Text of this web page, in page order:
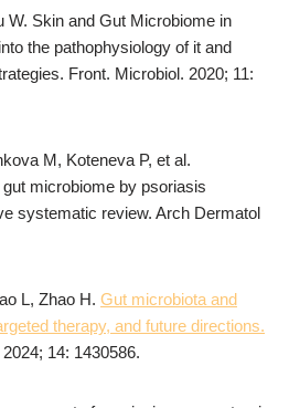
Skin and Gut Microbiome in
the pathophysiology of it and
Front. Microbiol. 2020; 11:
M, Koteneva P, et al.
microbiome by psoriasis
systematic review. Arch Dermatol
L, Zhao H. Gut microbiota and
therapy, and future directions.
14: 1430586.